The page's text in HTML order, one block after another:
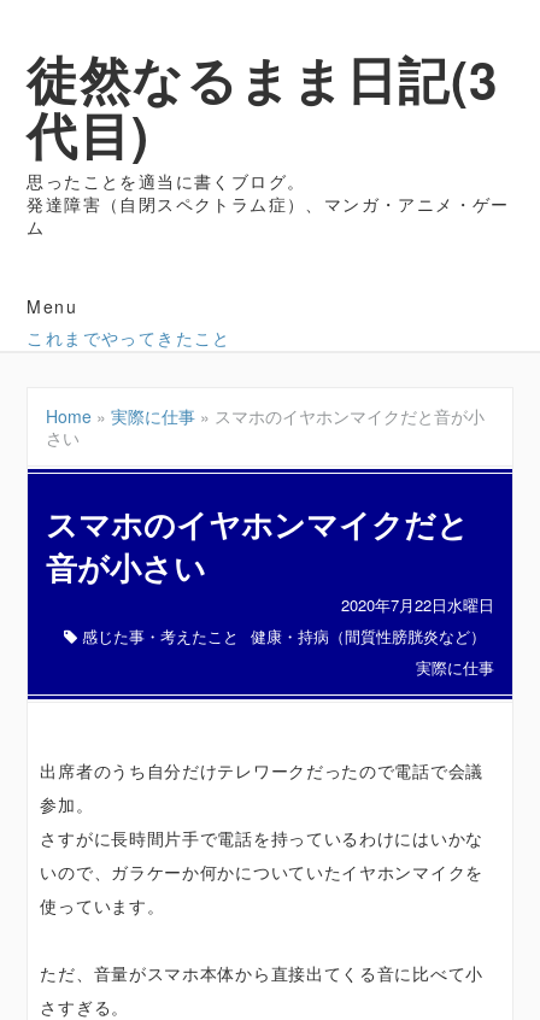
徒然なるまま日記(3
代目)
思ったことを適当に書くブログ。
発達障害（自閉スペクトラム症）、マンガ・アニメ・ゲー
ム
Menu
これまでやってきたこと
Home »実際に仕事 » スマホのイヤホンマイクだと音が小
さい
スマホのイヤホンマイクだと
音が小さい
2020年7月22日水曜日
感じた事・考えたこと
健康・持病（間質性膀胱炎など）
実際に仕事
出席者のうち自分だけテレワークだったので電話で会議
参加。
さすがに長時間片手で電話を持っているわけにはいかな
いので、ガラケーか何かについていたイヤホンマイクを
使っています。
ただ、音量がスマホ本体から直接出てくる音に比べて小
さすぎる。